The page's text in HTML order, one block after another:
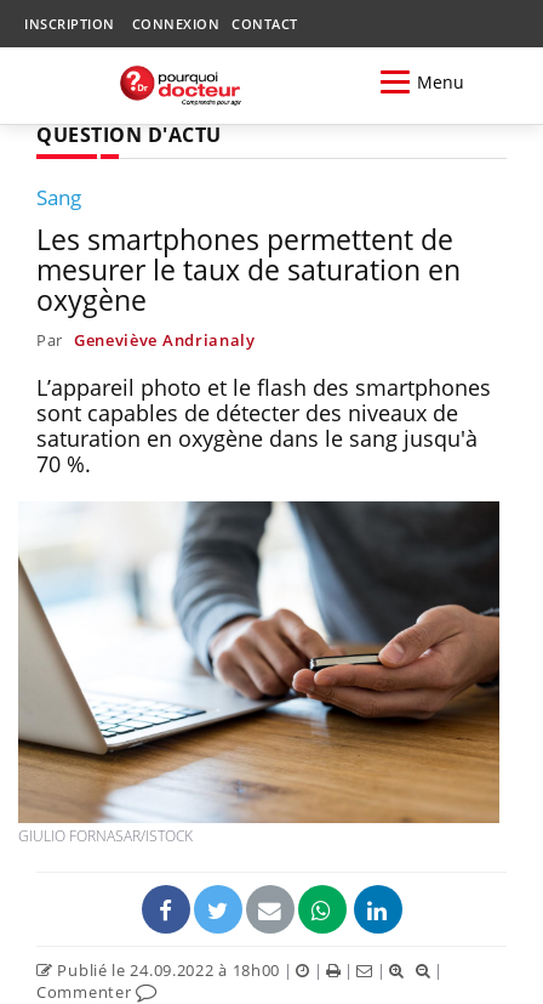
INSCRIPTION CONNEXION CONTACT
Menu
QUESTION D'ACTU
Sang
Les smartphones permettent de
mesurer le taux de saturation en
oxygène
Par Geneviève Andrianaly
L’appareil photo et le flash des smartphones
sont capables de détecter des niveaux de
saturation en oxygène dans le sang jusqu'à
70 %.
GIULIO FORNASAR/ISTOCK
Publié le 24.09.2022 à 18h00 | | | |
|
Commenter